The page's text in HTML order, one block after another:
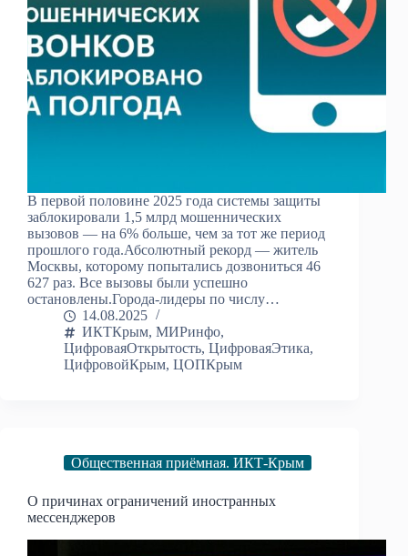
В первой половине 2025 года системы защиты
заблокировали 1,5 млрд мошеннических
вызовов — на 6% больше, чем за тот же период
прошлого года.Абсолютный рекорд — житель
Москвы, которому попытались дозвониться 46
627 раз. Все вызовы были успешно
остановлены.Города-лидеры по числу…
14.08.2025
ИКТКрым, МИРинфо,
ЦифроваяОткрытость, ЦифроваяЭтика,
ЦифровойКрым, ЦОПКрым
Общественная приёмная. ИКТ-Крым
О причинах ограничений иностранных
мессенджеров